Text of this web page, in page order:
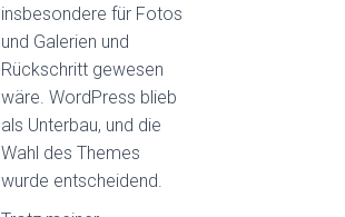
insbesondere für Fotos
und Galerien und
Rückschritt gewesen
wäre. WordPress blieb
als Unterbau, und die
Wahl des Themes
wurde entscheidend.